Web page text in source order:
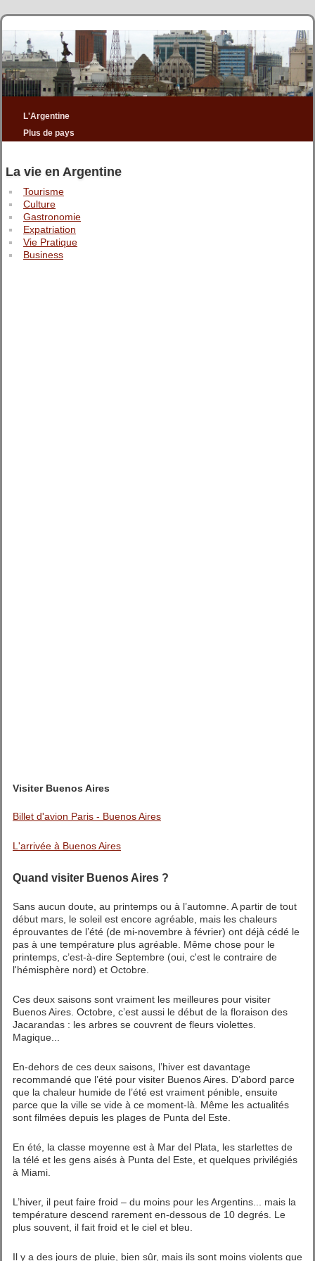
L'Argentine
Plus de pays
La vie en Argentine
Tourisme
Culture
Gastronomie
Expatriation
Vie Pratique
Business
Visiter Buenos Aires
Billet d'avion Paris - Buenos Aires
L'arrivée à Buenos Aires
Quand visiter Buenos Aires ?
Sans aucun doute, au printemps ou à l’automne. A partir de tout
début mars, le soleil est encore agréable, mais les chaleurs
éprouvantes de l’été (de mi-novembre à février) ont déjà cédé le
pas à une température plus agréable. Même chose pour le
printemps, c’est-à-dire Septembre (oui, c'est le contraire de
l'hémisphère nord) et Octobre.
Ces deux saisons sont vraiment les meilleures pour visiter
Buenos Aires. Octobre, c’est aussi le début de la floraison des
Jacarandas : les arbres se couvrent de fleurs violettes.
Magique...
En-dehors de ces deux saisons, l’hiver est davantage
recommandé que l’été pour visiter Buenos Aires. D’abord parce
que la chaleur humide de l’été est vraiment pénible, ensuite
parce que la ville se vide à ce moment-là. Même les actualités
sont filmées depuis les plages de Punta del Este.
En été, la classe moyenne est à Mar del Plata, les starlettes de
la télé et les gens aisés à Punta del Este, et quelques privilégiés
à Miami.
L’hiver, il peut faire froid – du moins pour les Argentins... mais la
température descend rarement en-dessous de 10 degrés. Le
plus souvent, il fait froid et le ciel et bleu.
Il y a des jours de pluie, bien sûr, mais ils sont moins violents que